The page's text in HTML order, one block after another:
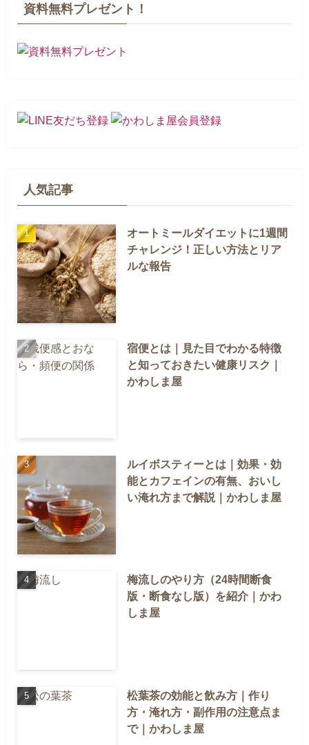
資料無料プレゼント！
人気記事
オートミールダイエットに1週間
チャレンジ！正しい方法とリア
ルな報告
宿便とは｜見た目でわかる特徴
と知っておきたい健康リスク｜
かわしま屋
ルイボスティーとは｜効果・効
能とカフェインの有無、おいし
い淹れ方まで解説｜かわしま屋
梅流しのやり方（24時間断食
版・断食なし版）を紹介｜かわ
しま屋
松葉茶の効能と飲み方｜作り
方・淹れ方・副作用の注意点ま
で｜かわしま屋